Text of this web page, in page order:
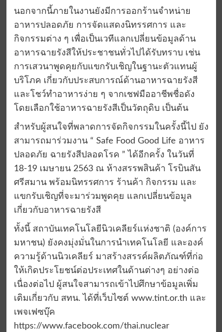
นอกจากนี้ภายในงานยังมีการออกร้านจำหน่าย
อาหารปลอดภัย การจัดแสดงนิทรรศการ และ
กิจกรรมต่าง ๆ เพื่อเป็นเวทีแลกเปลี่ยนข้อมูลด้าน
อาหารฉายรังสีให้ประชาชนทั่วไปได้รับทราบ เช่น
การเสวนาพูดคุยกับแขกรับเชิญในฐานะตัวแทนผู้
บริโภค เกี่ยวกับประสบการณ์ด้านอาหารฉายรังสี
และโชว์ทำอาหารง่าย ๆ จากเชฟมืออาชีพชื่อดัง
โดยเลือกใช้อาหารฉายรังสีเป็นวัตถุดิบ เป็นต้น
สำหรับผู้สนใจที่พลาดการจัดกิจกรรมในครั้งนี้ไป ยัง
สามารถมาร่วมงาน “ Safe Food Good Life อาหาร
ปลอดภัย ฉายรังสีปลอดโรค ” ได้อีกครั้ง ในวันที่
18-19 เมษายน 2563 ณ ห้างสรรพสินค้า โรบินสัน
ศรีสมาน พร้อมนิทรรศการ ร้านค้า กิจกรรม และ
แขกรับเชิญที่จะมาร่วมพูดคุย แลกเปลี่ยนข้อมูล
เกี่ยวกับอาหารฉายรังสี
ทั้งนี้ สถาบันเทคโนโลยีนิวเคลียร์แห่งชาติ (องค์การ
มหาชน) ยังคงมุ่งมั่นในการนำเทคโนโลยี และองค์
ความรู้ด้านนิวเคลียร์ มาสร้างสรรค์ผลิตภัณฑ์ที่ก่อ
ให้เกิดประโยชน์ต่อประเทศในด้านต่างๆ อย่างต่อ
เนื่องต่อไป ผู้สนใจสามารถเข้าไปศึกษาข้อมูลเพิ่ม
เติมเกี่ยวกับ สทน. ได้ที่เว็บไซต์ www.tint.or.th และ
เพจเฟซบุ๊ค
https://www.facebook.com/thai.nuclear